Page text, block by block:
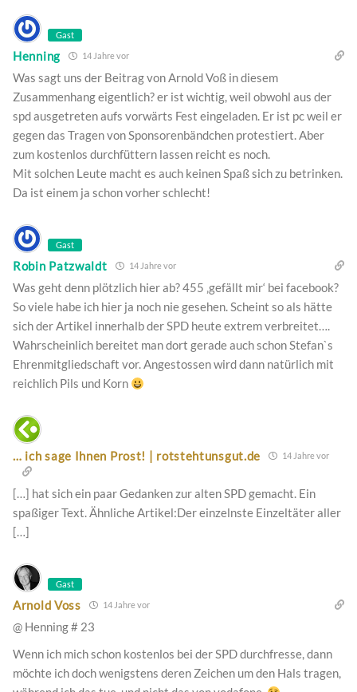
Gast
Henning 14 Jahre vor
Was sagt uns der Beitrag von Arnold Voß in diesem
Zusammenhang eigentlich? er ist wichtig, weil obwohl aus der
spd ausgetreten aufs vorwärts Fest eingeladen. Er ist pc weil er
gegen das Tragen von Sponsorenbändchen protestiert. Aber
zum kostenlos durchfüttern lassen reicht es noch.
Mit solchen Leute macht es auch keinen Spaß sich zu betrinken.
Da ist einem ja schon vorher schlecht!
Gast
Robin Patzwaldt 14 Jahre vor
Was geht denn plötzlich hier ab? 455 ‚gefällt mir‘ bei facebook?
So viele habe ich hier ja noch nie gesehen. Scheint so als hätte
sich der Artikel innerhalb der SPD heute extrem verbreitet….
Wahrscheinlich bereitet man dort gerade auch schon Stefan`s
Ehrenmitgliedschaft vor. Angestossen wird dann natürlich mit
reichlich Pils und Korn
… ich sage Ihnen Prost! | rotstehtunsgut.de 14 Jahre vor
[…] hat sich ein paar Gedanken zur alten SPD gemacht. Ein
spaßiger Text. Ähnliche Artikel:Der einzelnste Einzeltäter aller
[…]
Gast
Arnold Voss 14 Jahre vor
@ Henning # 23
Wenn ich mich schon kostenlos bei der SPD durchfresse, dann
möchte ich doch wenigstens deren Zeichen um den Hals tragen,